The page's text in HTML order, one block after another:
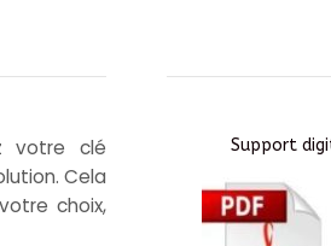
votre clé
Cela
choix,
Support